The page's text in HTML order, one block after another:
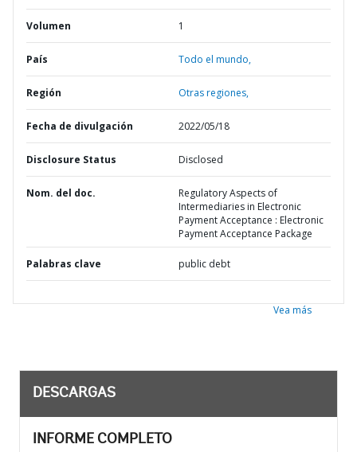
Volumen 1
País Todo el mundo,
Región Otras regiones,
Fecha de divulgación 2022/05/18
Disclosure Status Disclosed
Nom. del doc.
Regulatory Aspects of
Intermediaries in Electronic
Payment Acceptance : Electronic
Payment Acceptance Package
Palabras clave public debt
Vea más
DESCARGAS
INFORME COMPLETO